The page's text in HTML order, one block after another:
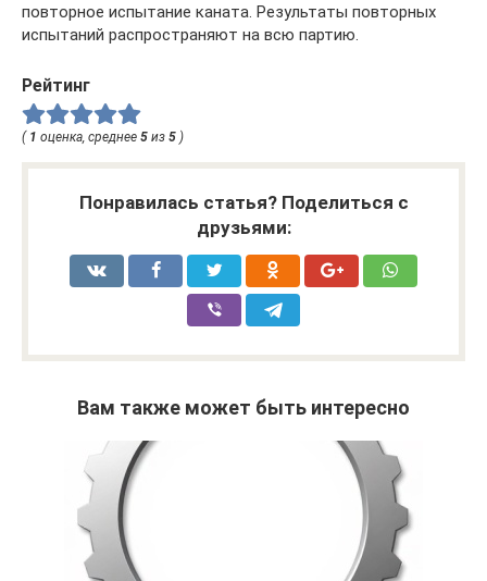
повторное испытание каната. Результаты повторных
испытаний распространяют на всю партию.
Рейтинг
( 1 оценка, среднее 5 из 5 )
Понравилась статья? Поделиться с
друзьями:
Вам также может быть интересно